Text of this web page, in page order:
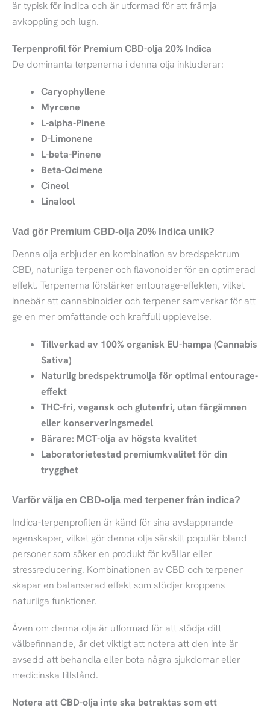
är typisk för indica och är utformad för att främja
avkoppling och lugn.
Terpenprofil för Premium CBD-olja 20% Indica
De dominanta terpenerna i denna olja inkluderar:
Caryophyllene
Myrcene
L-alpha-Pinene
D-Limonene
L-beta-Pinene
Beta-Ocimene
Cineol
Linalool
Vad gör Premium CBD-olja 20% Indica unik?
Denna olja erbjuder en kombination av bredspektrum
CBD, naturliga terpener och flavonoider för en optimerad
effekt. Terpenerna förstärker entourage-effekten, vilket
innebär att cannabinoider och terpener samverkar för att
ge en mer omfattande och kraftfull upplevelse.
Tillverkad av 100% organisk EU-hampa (Cannabis
Sativa)
Naturlig bredspektrumolja för optimal entourage-
effekt
THC-fri, vegansk och glutenfri, utan färgämnen
eller konserveringsmedel
Bärare: MCT-olja av högsta kvalitet
Laboratorietestad premiumkvalitet för din
trygghet
Varför välja en CBD-olja med terpener från indica?
Indica-terpenprofilen är känd för sina avslappnande
egenskaper, vilket gör denna olja särskilt populär bland
personer som söker en produkt för kvällar eller
stressreducering. Kombinationen av CBD och terpener
skapar en balanserad effekt som stödjer kroppens
naturliga funktioner.
Även om denna olja är utformad för att stödja ditt
välbefinnande, är det viktigt att notera att den inte är
avsedd att behandla eller bota några sjukdomar eller
medicinska tillstånd.
Notera att CBD-olja inte ska betraktas som ett